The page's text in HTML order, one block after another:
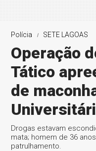
Polícia SETE LAGOAS
Operação
Tático
de
Drogas estavam
mata; homem de 36
patrulhamento.